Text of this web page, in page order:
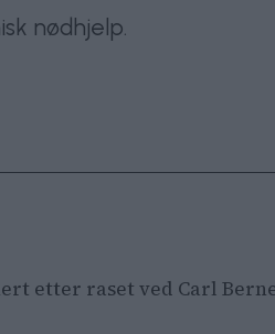
nødhjelp.
etter raset ved Carl